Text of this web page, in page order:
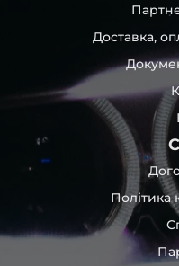
Доставка,
Політика